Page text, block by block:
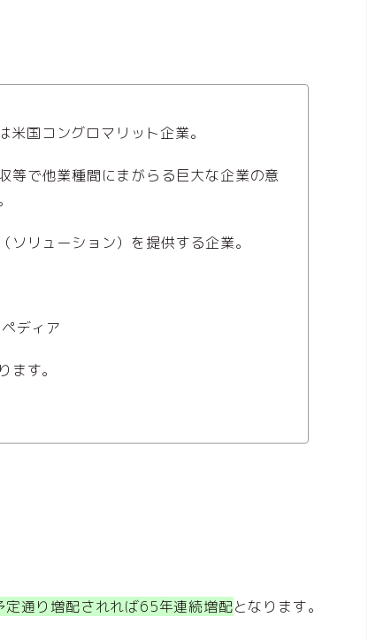
米国コングロマリット企業。
等で他業種間にまがらる巨大な企業の意
リューション）を提供する企業。
ディア
す。
定通り増配されれば65年連続増配となります。